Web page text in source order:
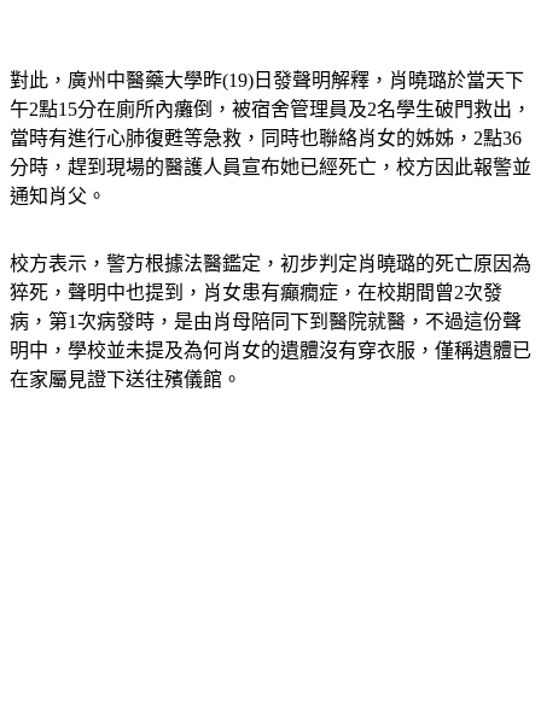
對此，廣州中醫藥大學昨(19)日發聲明解釋，肖曉璐於當天下
午2點15分在廁所內癱倒，被宿舍管理員及2名學生破門救出，
當時有進行心肺復甦等急救，同時也聯絡肖女的姊姊，2點36
分時，趕到現場的醫護人員宣布她已經死亡，校方因此報警並
校方表示，警方根據法醫鑑定，初步判定肖曉璐的死亡原因為
猝死，聲明中也提到，肖女患有癲癇症，在校期間曾2次發
病，第1次病發時，是由肖母陪同下到醫院就醫，不過這份聲
明中，學校並未提及為何肖女的遺體沒有穿衣服，僅稱遺體已